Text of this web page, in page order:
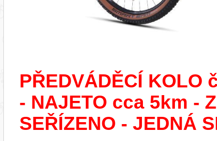
PŘEDVÁDĚCÍ KOLO
- NAJETO cca 5km -
SEŘÍZENO - JEDNÁ